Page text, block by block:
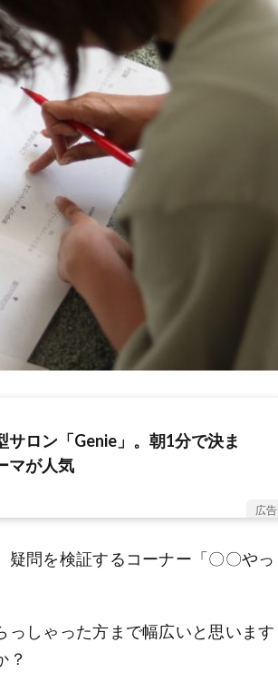
ロン「Genie」。朝1分で決ま
マが人気
広告
問を検証するコーナー「〇〇やっ
しゃった方まで幅広いと思います
？